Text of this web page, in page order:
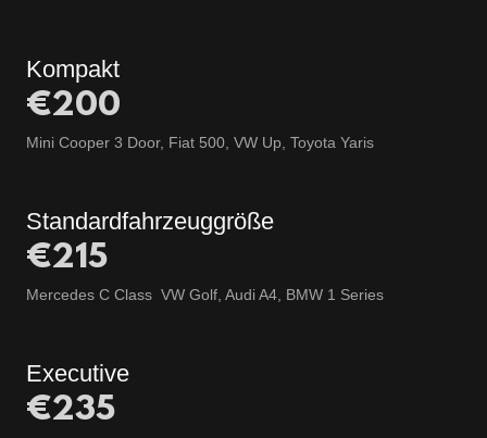
Kompakt
€200
Mini Cooper 3 Door, Fiat 500, VW Up, Toyota Yaris
Standardfahrzeuggröße
€215
Mercedes C Class VW Golf, Audi A4, BMW 1 Series
Executive
€235